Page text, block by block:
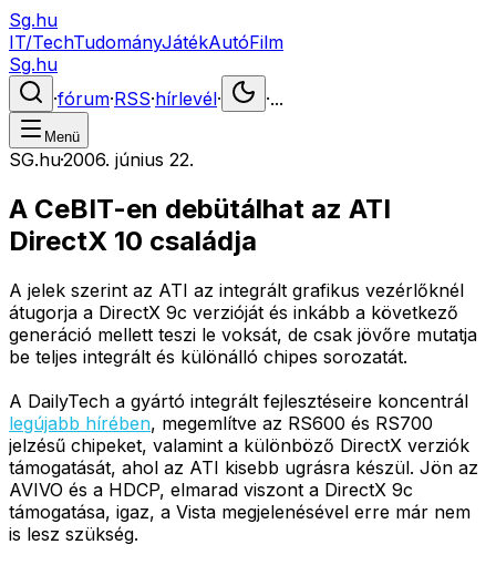
Sg.hu
IT/TechTudományJátékAutóFilm
Sg.hu
·fórum·RSS·hírlevél· ·...
Menü
SG.hu·2006. június 22.
A CeBIT-en debütálhat az ATI
DirectX 10 családja
A jelek szerint az ATI az integrált grafikus vezérlőknél
átugorja a DirectX 9c verzióját és inkább a következő
generáció mellett teszi le voksát, de csak jövőre mutatja
be teljes integrált és különálló chipes sorozatát.
A DailyTech a gyártó integrált fejlesztéseire koncentrál
legújabb hírében, megemlítve az RS600 és RS700
jelzésű chipeket, valamint a különböző DirectX verziók
támogatását, ahol az ATI kisebb ugrásra készül. Jön az
AVIVO és a HDCP, elmarad viszont a DirectX 9c
támogatása, igaz, a Vista megjelenésével erre már nem
is lesz szükség.